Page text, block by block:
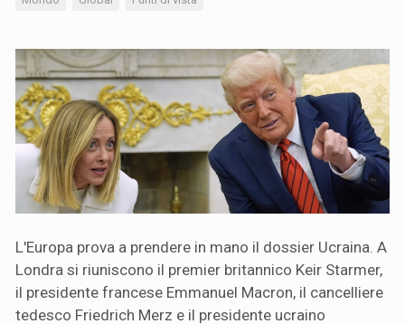
L'Europa prova a prendere in mano il dossier Ucraina. A
Londra si riuniscono il premier britannico Keir Starmer,
il presidente francese Emmanuel Macron, il cancelliere
tedesco Friedrich Merz e il presidente ucraino